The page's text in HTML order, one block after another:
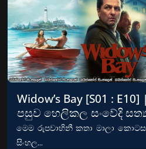
Widow’s Bay [S01 :
පසුව හෙලිකල සංවේදි
මෙම රුපවාහිනී කතා මාලා
සිංහල...